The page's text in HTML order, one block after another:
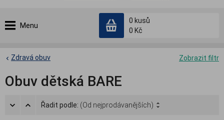
Menu
0 kusů
0 Kč
Zobrazit filtr
Zdravá obuv
Obuv dětská BARE
Řadit podle: (Od nejprodávanějších)